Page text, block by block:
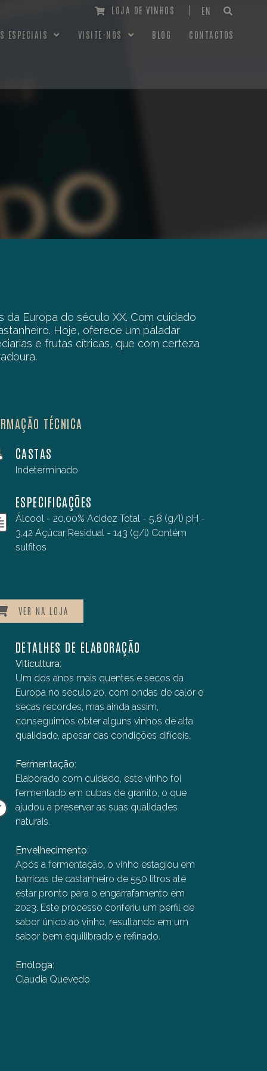
LOJA DE VINHOS EN
ESPECIAIS VISITE-NOS BLOG CONTACTOS
Europa do século XX. Com cuidado
Hoje, oferece um paladar
e frutas cítricas, que com certeza
WINE ADVOCATE
94/100
Reviewed by Mark Squires on May 24, 2023
The 1976 Colheita Tawny Port is a field blend,
roughly Touriga Franca (35%), Tinta Roriz (20%),
Touriga Nacional (15%), Tinta Barroca (10%) and
123 grams of residual sugar. It is only here in the
Colheita lineup from the producer this time that we
TÉCNICA
CASTAS
Indeterminado
ESPECIFICAÇÕES
Álcool - 20,00% Acidez Total - 5,8 (g/l) pH -
3,42 Açúcar Residual - 143 (g/l) Contém
sulfitos
VER NA LOJA
DETALHES DE ELABORAÇÃO
Viticultura:
Um dos anos mais quentes e secos da
Europa no século 20, com ondas de calor e
secas recordes, mas ainda assim,
conseguimos obter alguns vinhos de alta
qualidade, apesar das condições difíceis.
Fermentação:
Elaborado com cuidado, este vinho foi
fermentado em cubas de granito, o que
ajudou a preservar as suas qualidades
naturais.
Envelhecimento:
Após a fermentação, o vinho estagiou em
barricas de castanheiro de 550 litros até
estar pronto para o engarrafamento em
2023. Este processo conferiu um perfil de
sabor único ao vinho, resultando em um
sabor bem equilibrado e refinado.
Enóloga:
Claudia Quevedo